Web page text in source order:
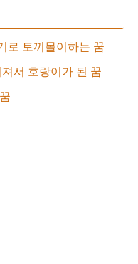
로 토끼몰이하는 꿈
서 호랑이가 된 꿈